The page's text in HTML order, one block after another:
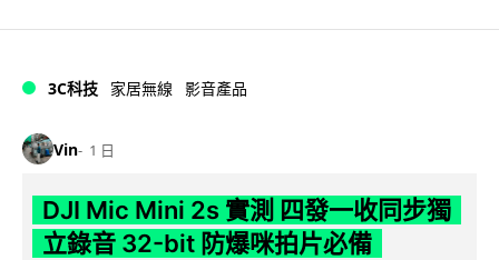
3C科技 家居無線 影音產品
Vin 1 日
DJI Mic Mini 2s 實測 四發一收同步獨
立錄音 32-bit 防爆咪拍片必備